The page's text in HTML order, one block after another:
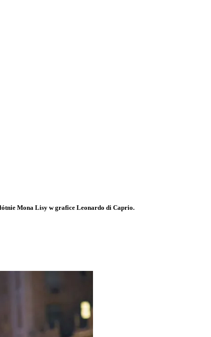
Mona Lisy w grafice Leonardo di Caprio.